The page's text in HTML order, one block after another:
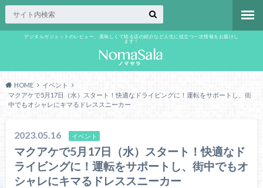
デジタルガジェットのレビュー、美味しくて唸る店の紹介など人生に役立つ一次情報をお届けし
ます！
HOME
イベント
マクアケで5月17日（水）スタート！快適なドライビングに！運転をサポートし、街
中でもオシャレにキマるドレススニーカー
2023.05.16 イベント
マクアケで5月17日（水）スタート！快適なド
ライビングに！運転をサポートし、街中でもオ
シャレにキマるドレススニーカー